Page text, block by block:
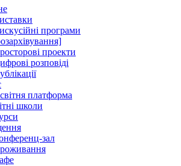
програми
проекти
розповіді
платформа
школи
зал